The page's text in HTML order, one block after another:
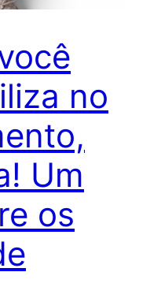
no
Um
os